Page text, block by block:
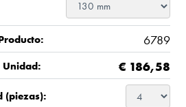
6789
€ 186,58
(piezas):